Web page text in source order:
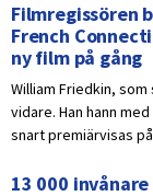
Filmregissören
French
ny film på gång
William Friedkin,
vidare. Han hann
snart premiärvisas
13 000